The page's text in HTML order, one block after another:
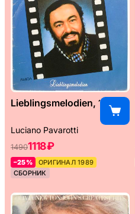
Lieblingsmelodien, 1989
Luciano Pavarotti
14901118 ₽
–25%
ОРИГИНАЛ 1989
СБОРНИК